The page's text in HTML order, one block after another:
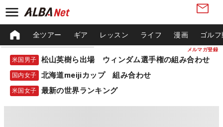
メルマガ登録
全ツアー ギア レッスン ライフ 漫画 ゴル
米国男子 松山英樹ら出場 ウィンダム選手権の組み合わせ
国内女子 北海道meijiカップ 組み合わせ
米国女子 最新の世界ランキング